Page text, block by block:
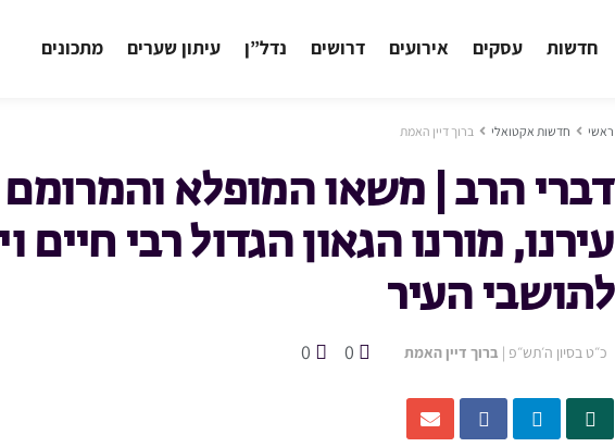
חדשות עסקים אירועים דרושים נדל”ן עיתון שערים מתכונים
ראשי חדשות אקטואלי ברוך דיין האמת
דברי הרב | משאו המופלא
עירנו, מורנו הגאון הגדול רבי חיים
לתושבי העיר
כ״ט בסיון ה׳תש״פ | ברוך דיין האמת 0
0